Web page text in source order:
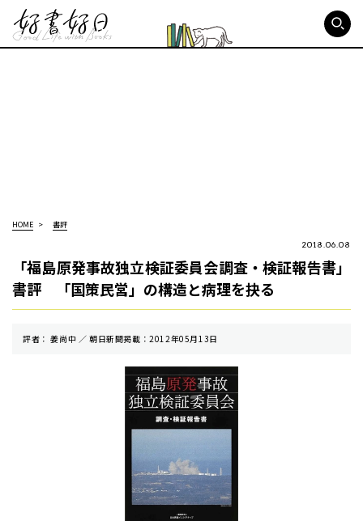
HOME 書評
2018.06.08
「福島原発事故独立検証委員会調査・検証報告書」
書評 「国策民営」の構造と病理を抉る
評者： 姜尚中 ／ 朝⽇新聞掲載：2012年05月13日